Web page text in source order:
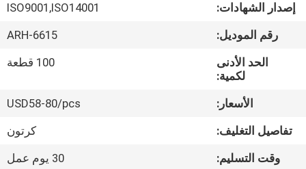
معلومات
المعمل
إصدار الشهادات:
ISO9001,ISO14001
رقم الموديل:
ARH-6615
الحد الأدنى
لكمية:
100 قطعة
الأسعار:
USD58-80/pcs
تفاصيل التغليف:
كرتون
وقت التسليم:
30 يوم عمل